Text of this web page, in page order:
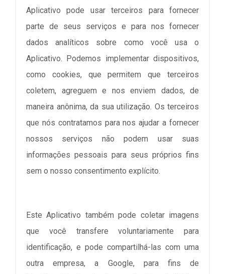
Aplicativo pode usar terceiros para fornecer
parte de seus serviços e para nos fornecer
dados analíticos sobre como você usa o
Aplicativo. Podemos implementar dispositivos,
como cookies, que permitem que terceiros
coletem, agreguem e nos enviem dados, de
maneira anônima, da sua utilização. Os terceiros
que nós contratamos para nos ajudar a fornecer
nossos serviços não podem usar suas
informações pessoais para seus próprios fins
sem o nosso consentimento explícito.
Este Aplicativo também pode coletar imagens
que você transfere voluntariamente para
identificação, e pode compartilhá-las com uma
outra empresa, a Google, para fins de